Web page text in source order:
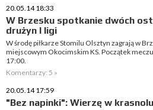
20.05.14 18:33
W Brzesku spotkanie dwóch
drużyn I ligi
W środę piłkarze Stomilu Olsztyn zagrają w
miejscowym Okocimskim KS. Początek
17:00.
Komentarzy: 5 »
20.05.14 17:59
"Bez napinki": Wierzę w